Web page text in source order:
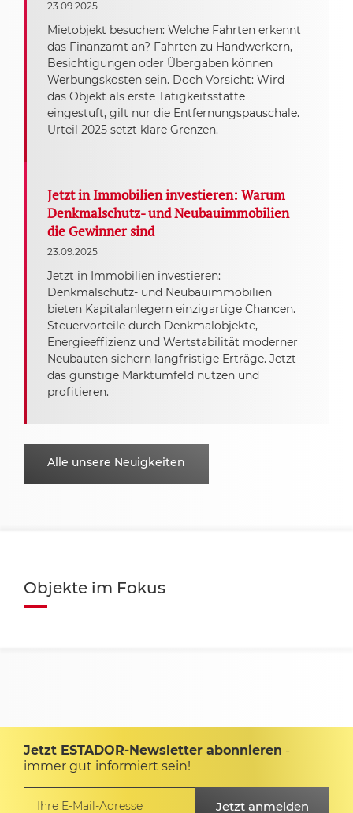
23.09.2025
Mietobjekt besuchen: Welche Fahrten erkennt
das Finanzamt an? Fahrten zu Handwerkern,
Besichtigungen oder Übergaben können
Werbungskosten sein. Doch Vorsicht: Wird
das Objekt als erste Tätigkeitsstätte
eingestuft, gilt nur die Entfernungspauschale.
Urteil 2025 setzt klare Grenzen.
Jetzt in Immobilien investieren: Warum
Denkmalschutz- und Neubauimmobilien
die Gewinner sind
23.09.2025
Jetzt in Immobilien investieren:
Denkmalschutz- und Neubauimmobilien
bieten Kapitalanlegern einzigartige Chancen.
Steuervorteile durch Denkmalobjekte,
Energieeffizienz und Wertstabilität moderner
Neubauten sichern langfristige Erträge. Jetzt
das günstige Marktumfeld nutzen und
profitieren.
Alle unsere Neuigkeiten
Objekte im Fokus
Jetzt ESTADOR-Newsletter abonnieren -
immer gut informiert sein!